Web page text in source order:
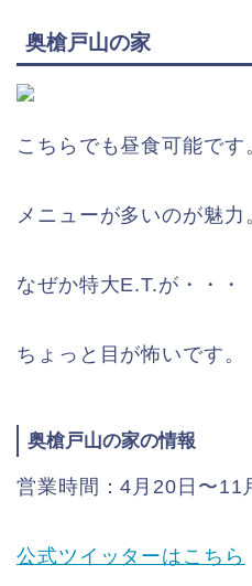
奥槍戸山の家
こちらでも昼食可能です
メニューが多いのが魅力
なぜか特大E.T.が・・・
ちょっと目が怖いです。
奥槍戸山の家の情報
営業時間：4月20日〜
公式ツイッターはこちら